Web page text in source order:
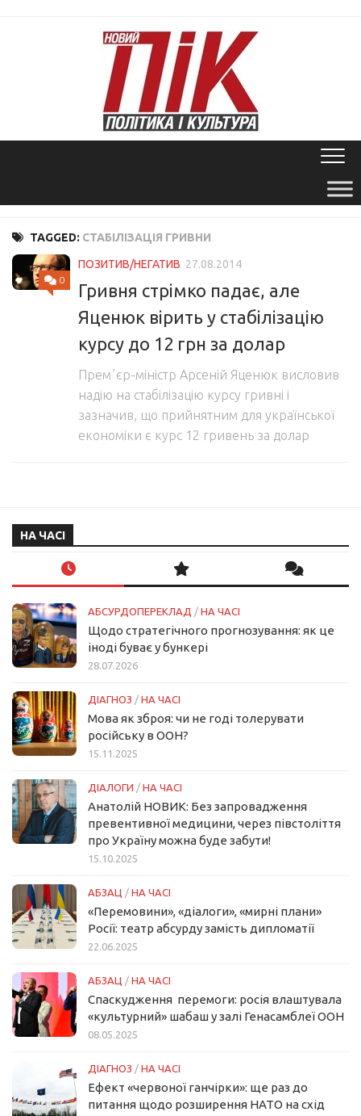
TAGGED: СТАБІЛІЗАЦІЯ ГРИВНИ
0
ПОЗИТИВ/НЕГАТИВ 27.08.2014
Гривня стрімко падає, але
Яценюк вірить у стабілізацію
курсу до 12 грн за долар
Премʼєр-міністр Арсеній Яценюк висловив
надію на стабілізацію курсу гривні і
зазначив, що прийнятним для української
економіки є курс 12 гривень за долар
НА ЧАСІ
АБСУРДОПЕРЕКЛАД / НА ЧАСІ
Щодо стратегічного прогнозування: як це
іноді буває у бункері
28.07.2026
ДІАГНОЗ / НА ЧАСІ
Мова як зброя: чи не годі толерувати
російську в ООН?
15.11.2025
ДІАЛОГИ / НА ЧАСІ
Анатолій НОВИК: Без запровадження
превентивної медицини, через півстоліття
про Україну можна буде забути!
15.10.2025
АБЗАЦ / НА ЧАСІ
«Перемовини», «діалоги», «мирні плани»
Росії: театр абсурду замість дипломатії
22.06.2025
АБЗАЦ / НА ЧАСІ
Спаскудження перемоги: росія влаштувала
«культурний» шабаш у залі Генасамблеї ООН
08.05.2025
ДІАГНОЗ / НА ЧАСІ
Ефект «червоної ганчірки»: ще раз до
питання щодо розширення НАТО на схід